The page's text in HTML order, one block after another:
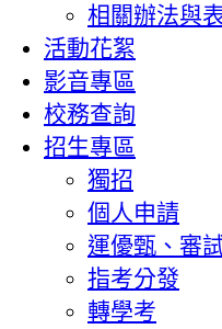
相關辦法與
活動花絮
影音專區
校務查詢
招生專區
獨招
個人申請
運優甄、審
指考分發
轉學考